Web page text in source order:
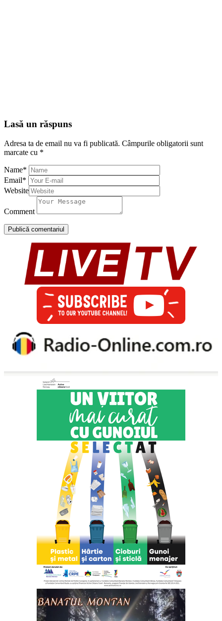
Lasă un răspuns
Adresa ta de email nu va fi publicată. Câmpurile obligatorii sunt
marcate cu *
Name*
Email*
Website
Comment